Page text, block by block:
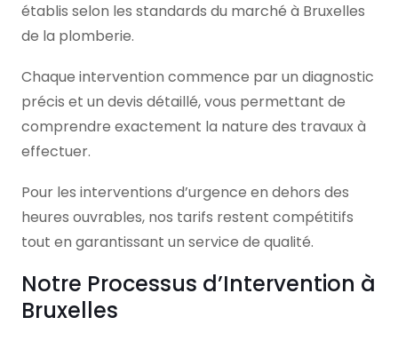
établis selon les standards du marché à Bruxelles
de la plomberie.
Chaque intervention commence par un diagnostic
précis et un devis détaillé, vous permettant de
comprendre exactement la nature des travaux à
effectuer.
Pour les interventions d’urgence en dehors des
heures ouvrables, nos tarifs restent compétitifs
tout en garantissant un service de qualité.
Notre Processus d’Intervention à
Bruxelles